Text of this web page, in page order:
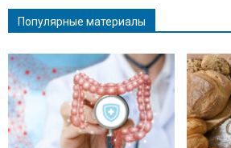
Популярные материалы